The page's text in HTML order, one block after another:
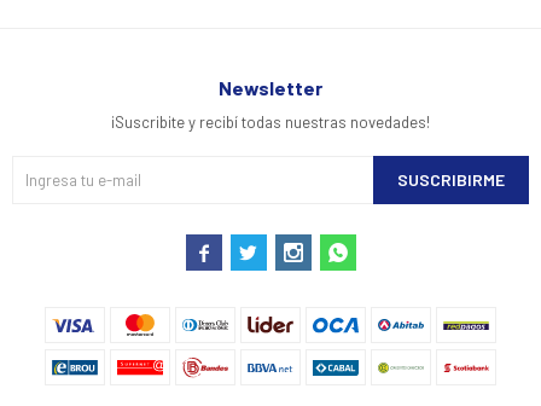
Newsletter
¡Suscribite y recibí todas nuestras novedades!
SUSCRIBIRME
   